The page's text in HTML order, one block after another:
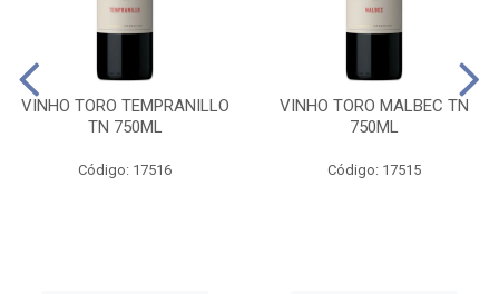
VINHO TORO TEMPRANILLO
TN 750ML
Código: 17516
VINHO TORO MALBEC TN
750ML
Código: 17515